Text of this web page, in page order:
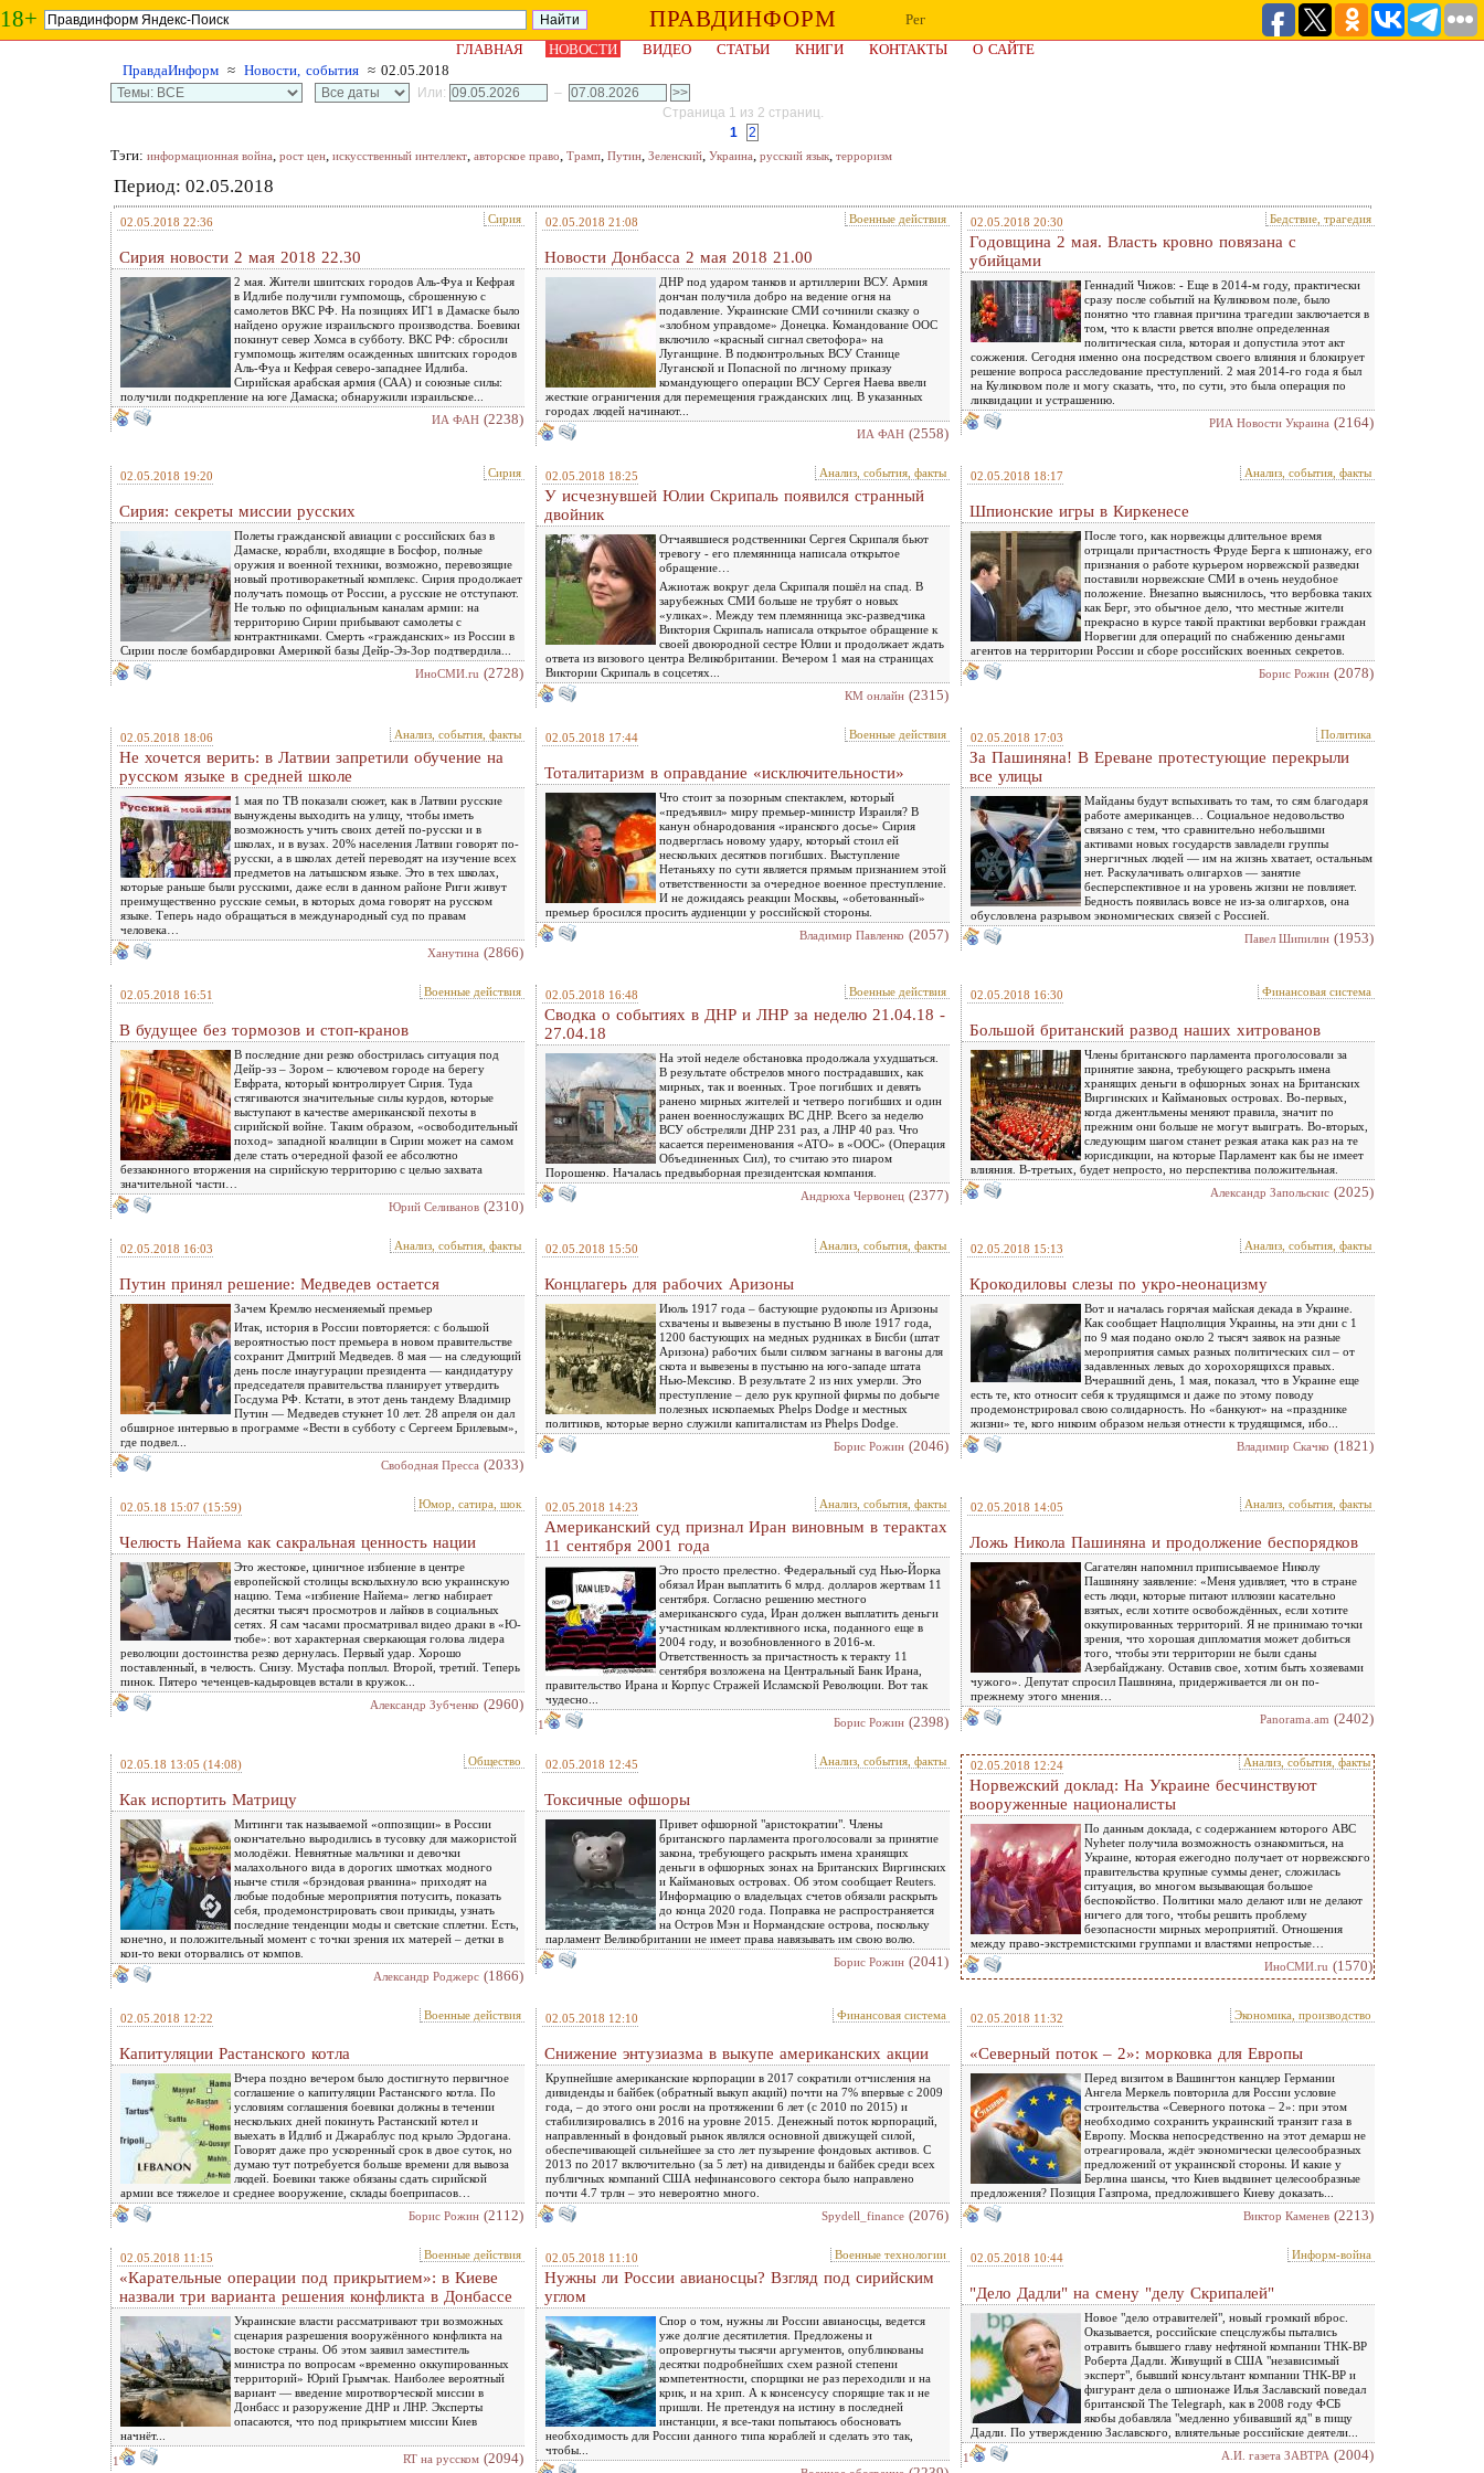
18+ ПРАВДИНФОРМ
Рег
ГЛАВНАЯ
НОВОСТИ ВИДЕО СТАТЬИ КНИГИ КОНТАКТЫ
О САЙТЕ
ПравдаИнформ ≈ Новости, события ≈ 02.05.2018
Или:
–
Страница 1 из 2 страниц.
1
2
Тэги: информационная война, рост цен, искусственный интеллект, авторское право, Трамп, Путин, Зеленский, Украина, русский язык, терроризм
Период: 02.05.2018
02.05.2018 22:36 Сирия
Сирия новости 2 мая 2018 22.30
2 мая. Жители шиитских городов Аль-Фуа и Кефрая
в Идлибе получили гумпомощь, сброшенную с
самолетов ВКС РФ. На позициях ИГ1 в Дамаске было
найдено оружие израильского производства. Боевики
покинут север Хомса в субботу. ВКС РФ: сбросили
гумпомощь жителям осажденных шиитских городов
Аль-Фуа и Кефрая северо-западнее Идлиба.
Сирийская арабская армия (САА) и союзные силы:
получили подкрепление на юге Дамаска; обнаружили израильское...
ИА ФАН (2238)
02.05.2018 21:08 Военные действия
Новости Донбасса 2 мая 2018 21.00
ДНР под ударом танков и артиллерии ВСУ. Армия
дончан получила добро на ведение огня на
подавление. Украинские СМИ сочинили сказку о
«злобном управдоме» Донецка. Командование ООС
включило «красный сигнал светофора» на
Луганщине. В подконтрольных ВСУ Станице
Луганской и Попасной по личному приказу
командующего операции ВСУ Сергея Наева ввели
жесткие ограничения для перемещения гражданских лиц. В указанных
городах людей начинают...
ИА ФАН (2558)
02.05.2018 20:30 Бедствие, трагедия
Годовщина 2 мая. Власть кровно повязана с
убийцами
Геннадий Чижов: - Еще в 2014-м году, практически
сразу после событий на Куликовом поле, было
понятно что главная причина трагедии заключается в
том, что к власти рвется вполне определенная
политическая сила, которая и допустила этот акт
сожжения. Сегодня именно она посредством своего влияния и блокирует
решение вопроса расследование преступлений. 2 мая 2014-го года я был
на Куликовом поле и могу сказать, что, по сути, это была операция по
ликвидации и устрашению.
РИА Новости Украина (2164)
02.05.2018 19:20 Сирия
Сирия: секреты миссии русских
Полеты гражданской авиации с российских баз в
Дамаске, корабли, входящие в Босфор, полные
оружия и военной техники, возможно, перевозящие
новый противоракетный комплекс. Сирия продолжает
получать помощь от России, а русские не отступают.
Не только по официальным каналам армии: на
территорию Сирии прибывают самолеты с
контрактниками. Смерть «гражданских» из России в
Сирии после бомбардировки Америкой базы Дейр-Эз-Зор подтвердила...
ИноСМИ.ru (2728)
02.05.2018 18:25 Анализ, события, факты
У исчезнувшей Юлии Скрипаль появился странный
двойник
Отчаявшиеся родственники Сергея Скрипаля бьют
тревогу - его племянница написала открытое
обращение…
Ажиотаж вокруг дела Скрипаля пошёл на спад. В
зарубежных СМИ больше не трубят о новых
«уликах». Между тем племянница экс-разведчика
Виктория Скрипаль написала открытое обращение к
своей двоюродной сестре Юлии и продолжает ждать
ответа из визового центра Великобритании. Вечером 1 мая на страницах
Виктории Скрипаль в соцсетях...
КМ онлайн (2315)
02.05.2018 18:17 Анализ, события, факты
Шпионские игры в Киркенесе
После того, как норвежцы длительное время
отрицали причастность Фруде Берга к шпионажу, его
признания о работе курьером норвежской разведки
поставили норвежские СМИ в очень неудобное
положение. Внезапно выяснилось, что вербовка таких
как Берг, это обычное дело, что местные жители
прекрасно в курсе такой практики вербовки граждан
Норвегии для операций по снабжению деньгами
агентов на территории России и сборе российских военных секретов.
Борис Рожин (2078)
02.05.2018 18:06 Анализ, события, факты
Не хочется верить: в Латвии запретили обучение на
русском языке в средней школе
1 мая по ТВ показали сюжет, как в Латвии русские
вынуждены выходить на улицу, чтобы иметь
возможность учить своих детей по-русски и в
школах, и в вузах. 20% населения Латвии говорят по-
русски, а в школах детей переводят на изучение всех
предметов на латышском языке. Это в тех школах,
которые раньше были русскими, даже если в данном районе Риги живут
преимущественно русские семьи, в которых дома говорят на русском
языке. Теперь надо обращаться в международный суд по правам
человека…
Ханутина (2866)
02.05.2018 17:44 Военные действия
Тоталитаризм в оправдание «исключительности»
Что стоит за позорным спектаклем, который
«предъявил» миру премьер-министр Израиля? В
канун обнародования «иранского досье» Сирия
подверглась новому удару, который стоил ей
нескольких десятков погибших. Выступление
Нетаньяху по сути является прямым признанием этой
ответственности за очередное военное преступление.
И не дожидаясь реакции Москвы, «обетованный»
премьер бросился просить аудиенции у российской стороны.
Владимир Павленко (2057)
02.05.2018 17:03 Политика
За Пашиняна! В Ереване протестующие перекрыли
все улицы
Майданы будут вспыхивать то там, то сям благодаря
работе американцев… Социальное недовольство
связано с тем, что сравнительно небольшими
активами новых государств завладели группы
энергичных людей — им на жизнь хватает, остальным
нет. Раскулачивать олигархов — занятие
бесперспективное и на уровень жизни не повлияет.
Бедность появилась вовсе не из-за олигархов, она
обусловлена разрывом экономических связей с Россией.
Павел Шипилин (1953)
02.05.2018 16:51 Военные действия
В будущее без тормозов и стоп-кранов
В последние дни резко обострилась ситуация под
Дейр-эз – Зором – ключевом городе на берегу
Евфрата, который контролирует Сирия. Туда
стягиваются значительные силы курдов, которые
выступают в качестве американской пехоты в
сирийской войне. Таким образом, «освободительный
поход» западной коалиции в Сирии может на самом
деле стать очередной фазой ее абсолютно
беззаконного вторжения на сирийскую территорию с целью захвата
значительной части…
Юрий Селиванов (2310)
02.05.2018 16:48 Военные действия
Сводка о событиях в ДНР и ЛНР за неделю 21.04.18 -
27.04.18
На этой неделе обстановка продолжала ухудшаться.
В результате обстрелов много пострадавших, как
мирных, так и военных. Трое погибших и девять
ранено мирных жителей и четверо погибших и один
ранен военнослужащих ВС ДНР. Всего за неделю
ВСУ обстреляли ДНР 231 раз, а ЛНР 40 раз. Что
касается переименования «АТО» в «ООС» (Операция
Объединенных Сил), то считаю это пиаром
Порошенко. Началась предвыборная президентская компания.
Андрюха Червонец (2377)
02.05.2018 16:30 Финансовая система
Большой британский развод наших хитрованов
Члены британского парламента проголосовали за
принятие закона, требующего раскрыть имена
хранящих деньги в офшорных зонах на Британских
Виргинских и Каймановых островах. Во-первых,
когда джентльмены меняют правила, значит по
прежним они больше не могут выиграть. Во-вторых,
следующим шагом станет резкая атака как раз на те
юрисдикции, на которые Парламент как бы не имеет
влияния. В-третьих, будет непросто, но перспектива положительная.
Александр Запольскис (2025)
02.05.2018 16:03 Анализ, события, факты
Путин принял решение: Медведев остается
Зачем Кремлю несменяемый премьер
Итак, история в России повторяется: с большой
вероятностью пост премьера в новом правительстве
сохранит Дмитрий Медведев. 8 мая — на следующий
день после инаугурации президента — кандидатуру
председателя правительства планирует утвердить
Госдума РФ. Кстати, в этот день тандему Владимир
Путин — Медведев стукнет 10 лет. 28 апреля он дал
обширное интервью в программе «Вести в субботу с Сергеем Брилевым»,
где подвел...
Свободная Пресса (2033)
02.05.2018 15:50 Анализ, события, факты
Концлагерь для рабочих Аризоны
Июль 1917 года – бастующие рудокопы из Аризоны
схвачены и вывезены в пустыню В июле 1917 года,
1200 бастующих на медных рудниках в Бисби (штат
Аризона) рабочих были силком загнаны в вагоны для
скота и вывезены в пустыню на юго-западе штата
Нью-Мексико. В результате 2 из них умерли. Это
преступление – дело рук крупной фирмы по добыче
полезных ископаемых Phelps Dodge и местных
политиков, которые верно служили капиталистам из Phelps Dodge.
Борис Рожин (2046)
02.05.2018 15:13 Анализ, события, факты
Крокодиловы слезы по укро-неонацизму
Вот и началась горячая майская декада в Украине.
Как сообщает Нацполиция Украины, на эти дни с 1
по 9 мая подано около 2 тысяч заявок на разные
мероприятия самых разных политических сил – от
задавленных левых до хорохорящихся правых.
Вчерашний день, 1 мая, показал, что в Украине еще
есть те, кто относит себя к трудящимся и даже по этому поводу
продемонстрировал свою солидарность. Но «банкуют» на «празднике
жизни» те, кого никоим образом нельзя отнести к трудящимся, ибо...
Владимир Скачко (1821)
02.05.18 15:07 (15:59) Юмор, сатира, шок
Челюсть Найема как сакральная ценность нации
Это жестокое, циничное избиение в центре
европейской столицы всколыхнуло всю украинскую
нацию. Тема «избиение Найема» легко набирает
десятки тысяч просмотров и лайков в социальных
сетях. Я сам часами просматривал видео драки в «Ю-
тюбе»: вот характерная сверкающая голова лидера
революции достоинства резко дернулась. Первый удар. Хорошо
поставленный, в челюсть. Снизу. Мустафа поплыл. Второй, третий. Теперь
пинок. Пятеро чеченцев-кадыровцев встали в кружок...
Александр Зубченко (2960)
02.05.2018 14:23 Анализ, события, факты
Американский суд признал Иран виновным в терактах
11 сентября 2001 года
Это просто прелестно. Федеральный суд Нью-Йорка
обязал Иран выплатить 6 млрд. долларов жертвам 11
сентября. Согласно решению местного
американского суда, Иран должен выплатить деньги
участникам коллективного иска, поданного еще в
2004 году, и возобновленного в 2016-м.
Ответственность за причастность к теракту 11
сентября возложена на Центральный Банк Ирана,
правительство Ирана и Корпус Стражей Исламской Революции. Вот так
чудесно...
1
Борис Рожин (2398)
02.05.2018 14:05 Анализ, события, факты
Ложь Никола Пашиняна и продолжение беспорядков
Сагателян напомнил приписываемое Николу
Пашиняну заявление: «Меня удивляет, что в стране
есть люди, которые питают иллюзии касательно
взятых, если хотите освобождённых, если хотите
оккупированных территорий. Я не принимаю точки
зрения, что хорошая дипломатия может добиться
того, чтобы эти территории не были сданы
Азербайджану. Оставив свое, хотим быть хозяевами
чужого». Депутат спросил Пашиняна, придерживается ли он по-
прежнему этого мнения…
Panorama.am (2402)
02.05.18 13:05 (14:08) Общество
Как испортить Матрицу
Митинги так называемой «оппозиции» в России
окончательно выродились в тусовку для мажористой
молодёжи. Невнятные мальчики и девочки
малахольного вида в дорогих шмотках модного
нынче стиля «брэндовая рванина» приходят на
любые подобные мероприятия потусить, показать
себя, продемонстрировать свои прикиды, узнать
последние тенденции моды и светские сплетни. Есть,
конечно, и положительный момент с точки зрения их матерей – детки в
кои-то веки оторвались от компов.
Александр Роджерс (1866)
02.05.2018 12:45 Анализ, события, факты
Токсичные офшоры
Привет офшорной "аристократии". Члены
британского парламента проголосовали за принятие
закона, требующего раскрыть имена хранящих
деньги в офшорных зонах на Британских Виргинских
и Каймановых островах. Об этом сообщает Reuters.
Информацию о владельцах счетов обязали раскрыть
до конца 2020 года. Поправка не распространяется
на Остров Мэн и Нормандские острова, поскольку
парламент Великобритании не имеет права навязывать им свою волю.
Борис Рожин (2041)
02.05.2018 12:24 Анализ, события, факты
Норвежский доклад: На Украине бесчинствуют
вооруженные националисты
По данным доклада, с содержанием которого ABC
Nyheter получила возможность ознакомиться, на
Украине, которая ежегодно получает от норвежского
правительства крупные суммы денег, сложилась
ситуация, во многом вызывающая большое
беспокойство. Политики мало делают или не делают
ничего для того, чтобы решить проблему
безопасности мирных мероприятий. Отношения
между право-экстремистскими группами и властями непростые…
ИноСМИ.ru (1570)
02.05.2018 12:22 Военные действия
Капитуляции Растанского котла
Вчера поздно вечером было достигнуто первичное
соглашение о капитуляции Растанского котла. По
условиям соглашения боевики должны в течении
нескольких дней покинуть Растанский котел и
выехать в Идлиб и Джараблус под крыло Эрдогана.
Говорят даже про ускоренный срок в двое суток, но
думаю тут потребуется больше времени для вывоза
людей. Боевики также обязаны сдать сирийской
армии все тяжелое и среднее вооружение, склады боеприпасов…
Борис Рожин (2112)
02.05.2018 12:10 Финансовая система
Снижение энтузиазма в выкупе американских акции
Крупнейшие американские корпорации в 2017 сократили отчисления на
дивиденды и байбек (обратный выкуп акций) почти на 7% впервые с 2009
года, – до этого они росли на протяжении 6 лет (с 2010 по 2015) и
стабилизировались в 2016 на уровне 2015. Денежный поток корпораций,
направленный в фондовый рынок являлся основной движущей силой,
обеспечивающей сильнейшее за сто лет пузырение фондовых активов. С
2013 по 2017 включительно (за 5 лет) на дивиденды и байбек среди всех
публичных компаний США нефинансового сектора было направлено
почти 4.7 трлн – это невероятно много.
Spydell_finance (2076)
02.05.2018 11:32 Экономика, производство
«Северный поток – 2»: морковка для Европы
Перед визитом в Вашингтон канцлер Германии
Ангела Меркель повторила для России условие
строительства «Северного потока – 2»: при этом
необходимо сохранить украинский транзит газа в
Европу. Москва непосредственно на этот демарш не
отреагировала, ждёт экономически целесообразных
предложений от украинской стороны. И какие у
Берлина шансы, что Киев выдвинет целесообразные
предложения? Позиция Газпрома, предложившего Киеву доказать...
Виктор Каменев (2213)
02.05.2018 11:15 Военные действия
«Карательные операции под прикрытием»: в Киеве
назвали три варианта решения конфликта в Донбассе
Украинские власти рассматривают три возможных
сценария разрешения вооружённого конфликта на
востоке страны. Об этом заявил заместитель
министра по вопросам «временно оккупированных
территорий» Юрий Грымчак. Наиболее вероятный
вариант — введение миротворческой миссии в
Донбасс и разоружение ДНР и ЛНР. Эксперты
опасаются, что под прикрытием миссии Киев
начнёт...
1
RT на русском (2094)
02.05.2018 11:10 Военные технологии
Нужны ли России авианосцы? Взгляд под сирийским
углом
Спор о том, нужны ли России авианосцы, ведется
уже долгие десятилетия. Предложены и
опровергнуты тысячи аргументов, опубликованы
десятки подробнейших схем разной степени
компетентности, спорщики не раз переходили и на
крик, и на хрип. А к консенсусу спорящие так и не
пришли. Не претендуя на истину в последней
инстанции, я все-таки попытаюсь обосновать
необходимость для России данного типа кораблей и сделать это так,
чтобы...
02.05.2018 10:44 Информ-война
"Дело Дадли" на смену "делу Скрипалей"
Новое "дело отравителей", новый громкий вброс.
Оказывается, российские спецслужбы пытались
отравить бывшего главу нефтяной компании ТНК-BP
Роберта Дадли. Живущий в США "независимый
эксперт", бывший консультант компании ТНК-BP и
фигурант дела о шпионаже Илья Заславский поведал
британской The Telegraph, как в 2008 году ФСБ
якобы добавляла "медленно убивавший яд" в пищу
Дадли. По утверждению Заславского, влиятельные российские деятели...
1
А.И. газета ЗАВТРА (2004)